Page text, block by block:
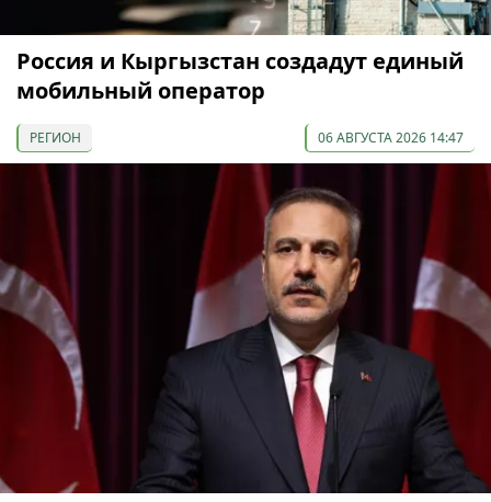
Россия и Кыргызстан создадут единый
мобильный оператор
РЕГИОН 06 АВГУСТА 2026 14:47